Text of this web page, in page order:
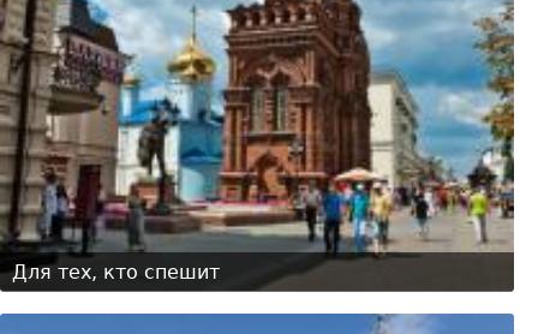
Для тех, кто спешит